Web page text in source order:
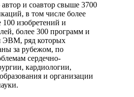
и соавтор свыше 3700
в том числе более
100 изобретений и
более 300 программ и
ЭВМ, ряд которых
за рубежом, по
сердечно-
кардиологии,
и организации